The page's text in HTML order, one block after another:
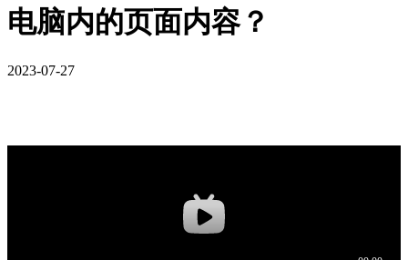
电脑内的页面内容？
2023-07-27